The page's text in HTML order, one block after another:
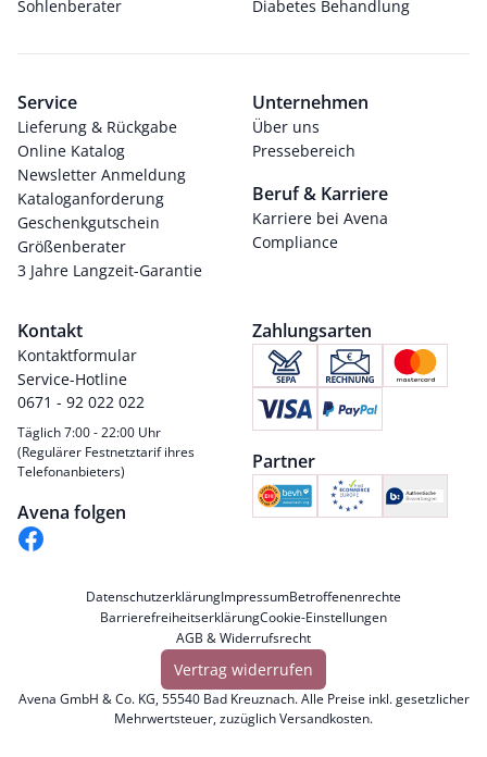
Sohlenberater
Diabetes Behandlung
Service
Lieferung & Rückgabe
Online Katalog
Newsletter Anmeldung
Kataloganforderung
Geschenkgutschein
Größenberater
3 Jahre Langzeit-Garantie
Unternehmen
Über uns
Pressebereich
Beruf & Karriere
Karriere bei Avena
Compliance
Kontakt
Kontaktformular
Service-Hotline
0671 - 92 022 022
Täglich 7:00 - 22:00 Uhr
(Regulärer Festnetztarif ihres
Telefonanbieters)
Avena folgen
Zahlungsarten
Partner
DatenschutzerklärungImpressumBetroffenenrechte
BarrierefreiheitserklärungCookie-Einstellungen
AGB & Widerrufsrecht
Vertrag widerrufen
Avena GmbH & Co. KG, 55540 Bad Kreuznach. Alle Preise inkl. gesetzlicher
Mehrwertsteuer, zuzüglichVersandkosten.